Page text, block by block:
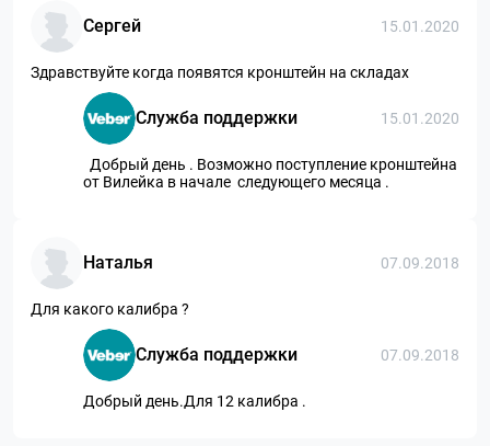
Сергей 15.01.2020
Здравствуйте когда появятся кронштейн на складах
Служба поддержки 15.01.2020
Добрый день . Возможно поступление кронштейна
от Вилейка в начале следующего месяца .
Наталья 07.09.2018
Для какого калибра ?
Служба поддержки 07.09.2018
Добрый день.Для 12 калибра .